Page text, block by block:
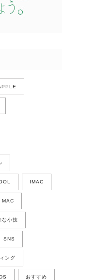
IMAC
MAC
な小技
SNS
ング
おすすめ